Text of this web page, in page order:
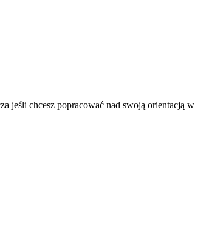
jeśli chcesz popracować nad swoją orientacją w